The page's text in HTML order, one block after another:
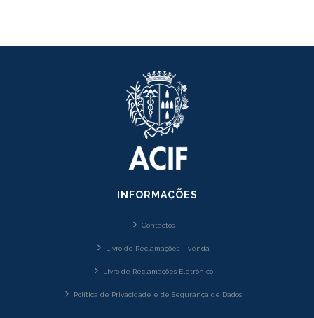
INFORMAÇÕES
Contactos
Livro de Reclamações – venda
Livro de Reclamações Eletrónico
Política de Privacidade e de Segurança de Dados